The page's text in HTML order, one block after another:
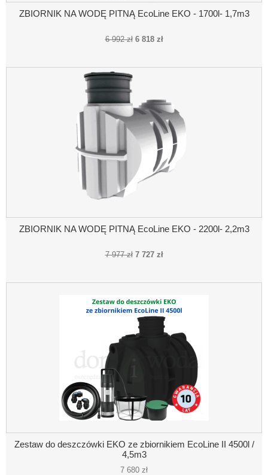
ZBIORNIK NA WODĘ PITNĄ EcoLine EKO - 1700l- 1,7m3
6 992 zł 6 818 zł
ZBIORNIK NA WODĘ PITNĄ EcoLine EKO - 2200l- 2,2m3
7 977 zł 7 727 zł
Zestaw do deszczówki EKO ze zbiornikiem EcoLine II 4500l /
4,5m3
7 680 zł